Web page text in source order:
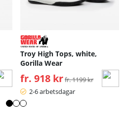
Troy High Tops, white,
Gorilla Wear
fr. 918 kr Ordinarie pris:
fr. 1199 kr
2-6 arbetsdagar